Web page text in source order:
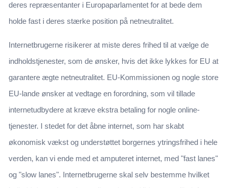
deres repræsentanter i Europaparlamentet for at bede dem
holde fast i deres stærke position på netneutralitet.
Internetbrugerne risikerer at miste deres frihed til at vælge de
indholdstjenester, som de ønsker, hvis det ikke lykkes for EU at
garantere ægte netneutralitet. EU-Kommissionen og nogle store
EU-lande ønsker at vedtage en forordning, som vil tillade
internetudbydere at kræve ekstra betaling for nogle online-
tjenester. I stedet for det åbne internet, som har skabt
økonomisk vækst og understøttet borgernes ytringsfrihed i hele
verden, kan vi ende med et amputeret internet, med "fast lanes"
og "slow lanes". Internetbrugerne skal selv bestemme hvilket